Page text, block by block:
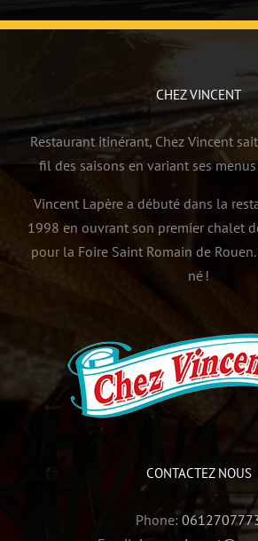
CHEZ VINCENT
Restaurant itinérant, Chez Vincent
fil des saisons en variant ses
Vincent Lapère a débuté dans la
1998 en ouvrant son premier chalet
pour la Foire Saint Romain de
né !
CONTACTEZ NOUS
Phone: